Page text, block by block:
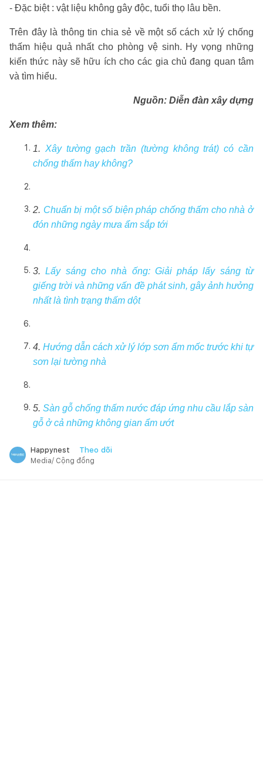
- Đặc biệt : vật liệu không gây độc, tuổi thọ lâu bền.
Trên đây là thông tin chia sẻ về một số cách xử lý chống
thấm hiệu quả nhất cho phòng vệ sinh. Hy vọng những
kiến thức này sẽ hữu ích cho các gia chủ đang quan tâm
và tìm hiểu.
Nguồn: Diễn đàn xây dựng
Xem thêm:
1. Xây tường gạch trần (tường không trát) có cần
chống thấm hay không?
2. Chuẩn bị một số biện pháp chống thấm cho nhà ở
đón những ngày mưa ẩm sắp tới
3.Lấy sáng cho nhà ống: Giải pháp lấy sáng từ
giếng trời và những vấn đề phát sinh, gây ảnh hưởng
nhất là tình trạng thấm dột
4. Hướng dẫn cách xử lý lớp sơn ẩm mốc trước khi tự
sơn lại tường nhà
5. Sàn gỗ chống thấm nước đáp ứng nhu cầu lắp sàn
gỗ ở cả những không gian ẩm ướt
Happynest Theo dõi
Media/ Cộng đồng